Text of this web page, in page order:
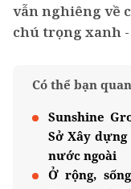
vẫn nghiêng về
chú trọng xanh
Có thể bạn
Sunshine
Sở Xây
nước ngoài
Ở rộng,